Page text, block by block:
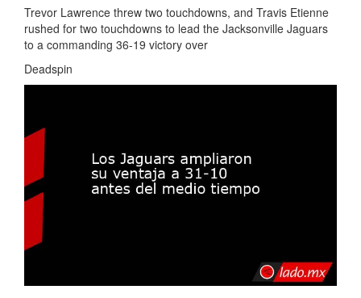
Trevor Lawrence threw two touchdowns, and Travis Etienne
rushed for two touchdowns to lead the Jacksonville Jaguars
to a commanding 36-19 victory over
Deadspin